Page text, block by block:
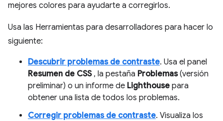
mejores colores para ayudarte a corregirlos.
Usa las Herramientas para desarrolladores para hacer lo
siguiente:
Descubrir problemas de contraste. Usa el panel
Resumen de CSS, la pestaña Problemas(versión
preliminar) o un informe de Lighthouse para
obtener una lista de todos los problemas.
Corregir problemas de contraste. Visualiza los